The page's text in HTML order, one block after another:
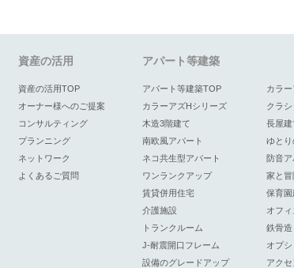
資産の活用
資産の活用TOP
オーナー様へのご提案
コンサルティング
プランニング
ネットワーク
よくあるご質問
アパート等建築
アパート等建築TOP
カラ
カラーアズHシリーズ
クラ
木造3階建て
長屋建
南欧風アパート
ゆとり
ネコ共生型アパート
防音ア
ワンランクアップ
家と冒
賃貸併用住宅
保育園
介護施設
オフ
トランクルーム
鉄骨造
J-耐震開口フレーム
オプシ
設備のグレードアップ
アク